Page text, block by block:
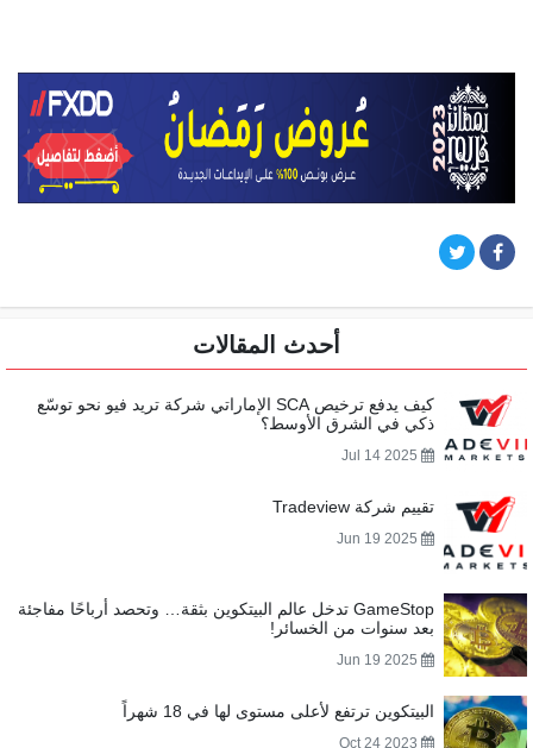
أحدث المقالات
كيف يدفع ترخيص SCA الإماراتي شركة تريد فيو نحو توسّع
ذكي في الشرق الأوسط؟
تقييم شركة Tradeview
GameStop تدخل عالم البيتكوين بثقة… وتحصد أرباحًا مفاجئة
بعد سنوات من الخسائر!
البيتكوين ترتفع لأعلى مستوى لها في 18 شهراً